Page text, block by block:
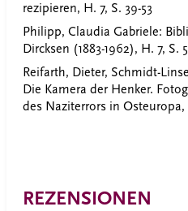
rezipieren, H. 7, S. 39-53
Philipp, Claudia Gabriele:
Dircksen (1883-1962), H. 7, S.
Reifarth, Dieter, Schmidt-
Die Kamera der Henker.
des Naziterrors in Osteuropa,
REZENSIONEN